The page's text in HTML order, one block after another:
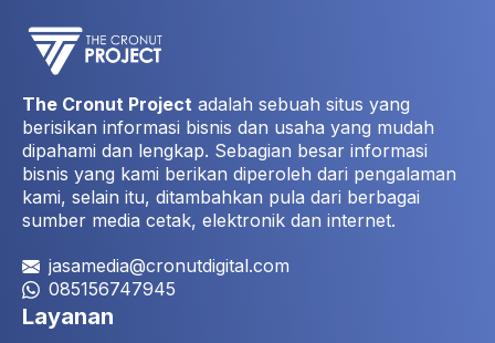
The Cronut Project adalah sebuah situs yang
berisikan informasi bisnis dan usaha yang mudah
dipahami dan lengkap. Sebagian besar informasi
bisnis yang kami berikan diperoleh dari pengalaman
kami, selain itu, ditambahkan pula dari berbagai
sumber media cetak, elektronik dan internet.
jasamedia@cronutdigital.com
085156747945
Layanan